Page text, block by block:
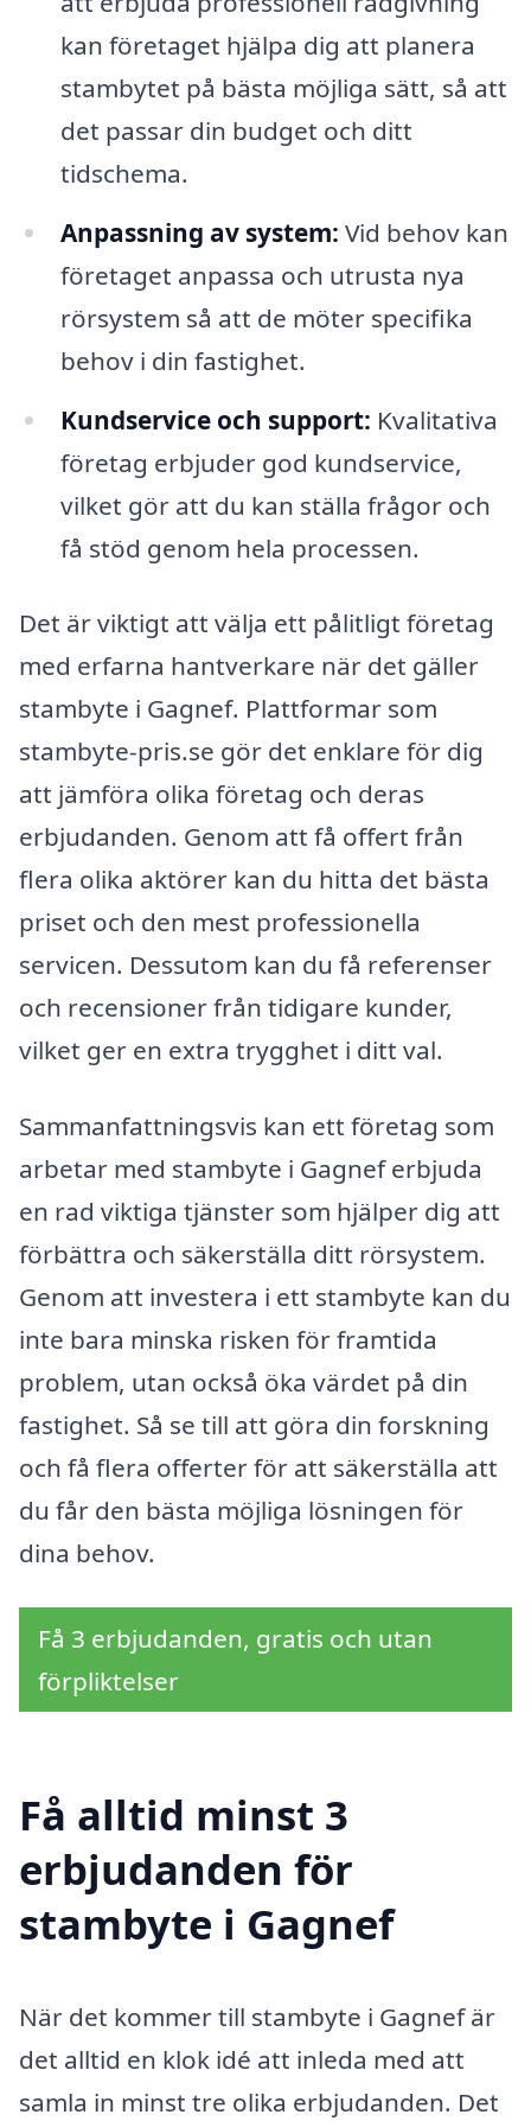
kan företaget hjälpa dig att planera
stambytet på bästa möjliga sätt, så att
det passar din budget och ditt
tidschema.
Anpassning av system: Vid behov kan
företaget anpassa och utrusta nya
rörsystem så att de möter specifika
behov i din fastighet.
Kundservice och support: Kvalitativa
företag erbjuder god kundservice,
vilket gör att du kan ställa frågor och
få stöd genom hela processen.
Det är viktigt att välja ett pålitligt företag
med erfarna hantverkare när det gäller
stambyte i Gagnef. Plattformar som
stambyte-pris.se gör det enklare för dig
att jämföra olika företag och deras
erbjudanden. Genom att få offert från
flera olika aktörer kan du hitta det bästa
priset och den mest professionella
servicen. Dessutom kan du få referenser
och recensioner från tidigare kunder,
vilket ger en extra trygghet i ditt val.
Sammanfattningsvis kan ett företag som
arbetar med stambyte i Gagnef erbjuda
en rad viktiga tjänster som hjälper dig att
förbättra och säkerställa ditt rörsystem.
Genom att investera i ett stambyte kan du
inte bara minska risken för framtida
problem, utan också öka värdet på din
fastighet. Så se till att göra din forskning
och få flera offerter för att säkerställa att
du får den bästa möjliga lösningen för
dina behov.
Få 3 erbjudanden, gratis och utan
förpliktelser
Få alltid minst 3
erbjudanden för
stambyte i Gagnef
När det kommer till stambyte i Gagnef är
det alltid en klok idé att inleda med att
samla in minst tre olika erbjudanden. Det